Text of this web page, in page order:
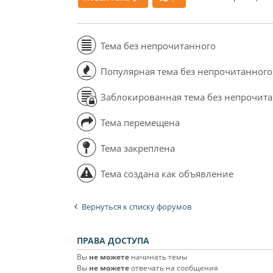
Тема без непрочитанного
Популярная тема без непрочитанного
Заблокированная тема без
Тема перемещена
Тема закреплена
Тема создана как объявление
Вернуться к списку форумов
ПРАВА ДОСТУПА
Вы не можете начинать темы
Вы не можетеотвечать на сообщения